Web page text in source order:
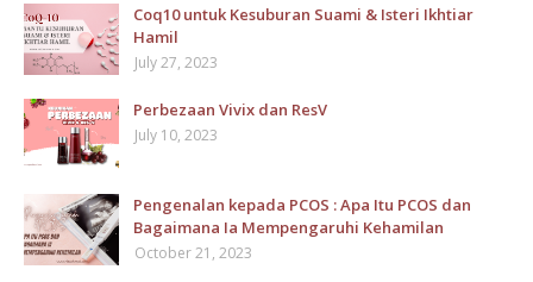
Coq10 untuk Kesuburan Suami & Isteri Ikhtiar
Hamil
July 27, 2023
Perbezaan Vivix dan ResV
July 10, 2023
Pengenalan kepada PCOS : Apa Itu PCOS dan
Bagaimana Ia Mempengaruhi Kehamilan
October 21, 2023